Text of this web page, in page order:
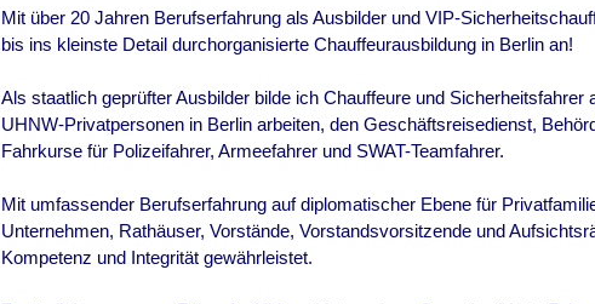
Mit über 20 Jahren Berufserfahrung als Ausbilder und VIP-
bis ins kleinste Detail durchorganisierte Chauffeurausbildung in Berlin an!
Als staatlich geprüfter Ausbilder bilde ich Chauffeure und Sicherheitsfahrer
UHNW-Privatpersonen in Berlin arbeiten, den Geschäftsreisedienst,
Fahrkurse für Polizeifahrer, Armeefahrer und SWAT-Teamfahrer.
Mit umfassender Berufserfahrung auf diplomatischer Ebene für
Unternehmen, Rathäuser, Vorstände, Vorstandsvorsitzende und
Kompetenz und Integrität gewährleistet.